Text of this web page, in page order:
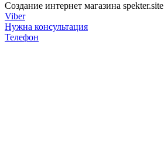
Создание интернет магазина spekter.site
Viber
Нужна консультация
Телефон